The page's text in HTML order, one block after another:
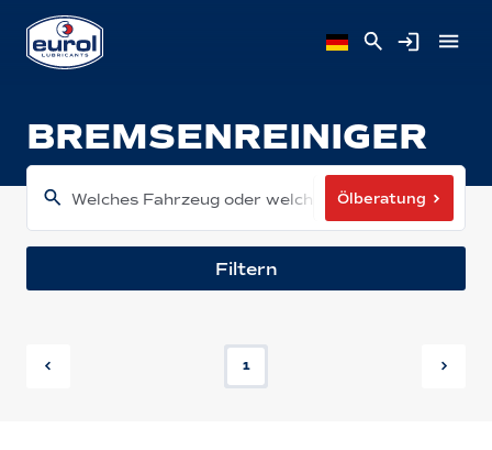
BREMSENREINIGER
Welches Fahrzeug oder welche Maschine haben
Ölberatung
Filtern
1